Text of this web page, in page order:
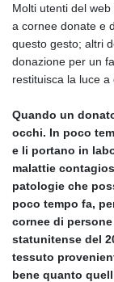
Molti utenti del
a cornee donate e
questo gesto; altri
donazione per un
restituisca la luce a
Quando un
occhi. In poco
e li portano in
malattie
patologie che
poco tempo fa,
cornee di
statunitense del
tessuto
bene quanto